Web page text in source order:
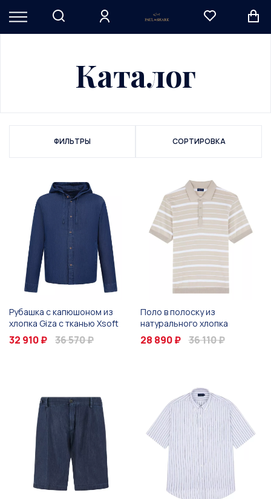
Каталог
ФИЛЬТРЫ СОРТИРОВКА
Рубашка с капюшоном из
хлопка Giza с тканью Xsoft
32 910 ₽ 36 570 ₽
Поло в полоску из
натурального хлопка
28 890 ₽ 36 110 ₽